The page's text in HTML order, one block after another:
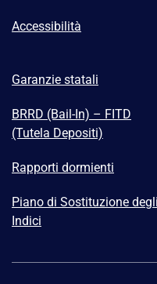
Accessibilità
Garanzie statali
BRRD (Bail-In) – FITD
(Tutela Depositi)
Rapporti dormienti
Piano di Sostituzione degli
Indici